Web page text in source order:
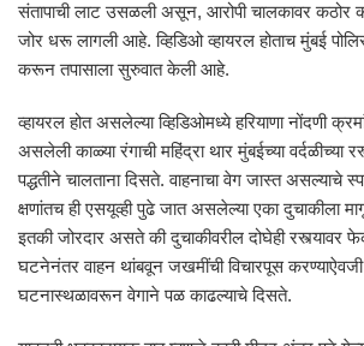
संतापाची लाट उसळली असून, आरोपी चालकावर कठोर
जोर धरू लागली आहे. व्हिडिओ व्हायरल होताच मुंबई
करून तपासाला सुरुवात केली आहे.
व्हायरल होत असलेल्या व्हिडिओमध्ये हरियाणा नोंदणी
असलेली काळ्या रंगाची महिंद्रा थार मुंबईच्या वर्दळीच्या
पद्धतीने चालताना दिसते. वाहनाचा वेग जास्त असल्याचे
क्षणांतच ही एसयूव्ही पुढे जात असलेल्या एका
इतकी जोरदार असते की दुचाकीवरील दोघेही रस्त्यावर
घटनेनंतर वाहन थांबवून जखमींची विचारपूस
घटनास्थळावरून वेगाने पळ काढल्याचे दिसते.